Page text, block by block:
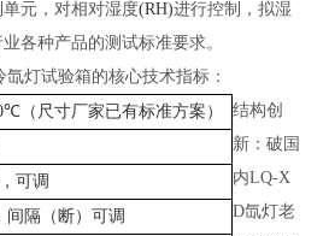
元，对相对湿度(RH)进行控制，拟湿
各种产品的测试标准要求。
氙灯试验箱的核心技术指标：
（尺寸厂家已有标准方案）
可调
间隔（断）可调
结构创
新：破国
内LQ-X
D氙灯老